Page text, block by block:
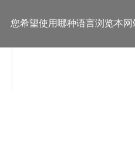
您希望使用哪种语言浏览本网